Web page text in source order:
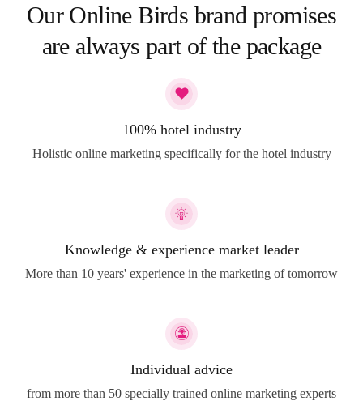
Our Online Birds brand promises
are always part of the package
100% hotel industry
Holistic online marketing specifically for the hotel industry
Knowledge & experience market leader
More than 10 years' experience in the marketing of tomorrow
Individual advice
from more than 50 specially trained online marketing experts